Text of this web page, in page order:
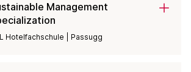
Management
Hotelfachschule | Passugg